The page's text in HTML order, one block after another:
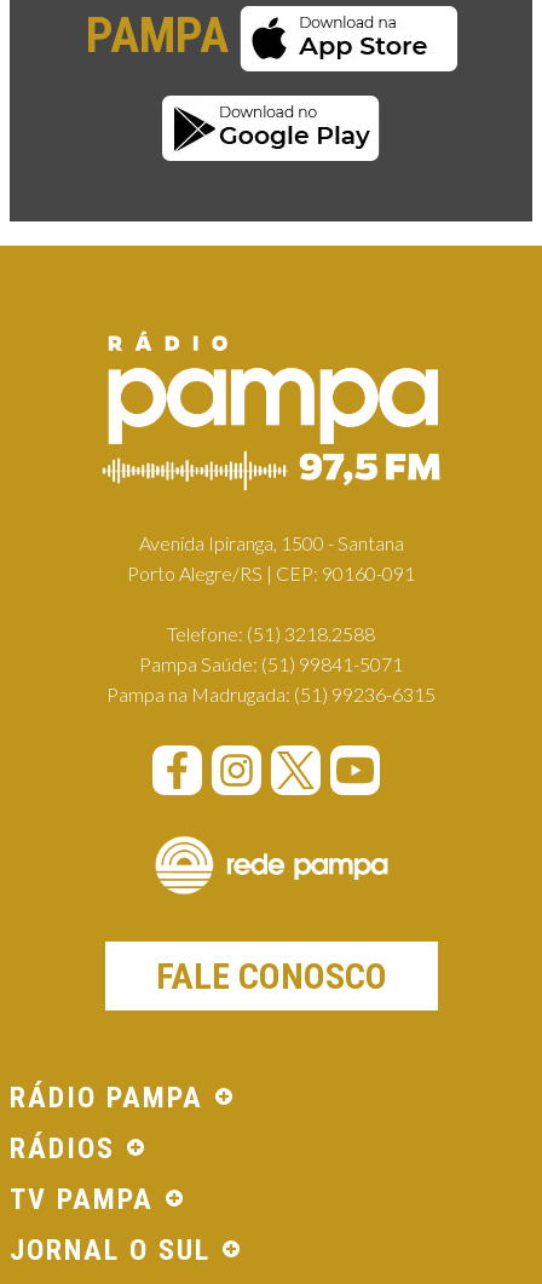
PAMPA
Avenida Ipiranga, 1500 - Santana
Porto Alegre/RS | CEP: 90160-091
Telefone: (51) 3218.2588
Pampa Saúde: (51) 99841-5071
Pampa na Madrugada: (51) 99236-6315
FALE CONOSCO
RÁDIO PAMPA
RÁDIOS
TV PAMPA
JORNAL O SUL